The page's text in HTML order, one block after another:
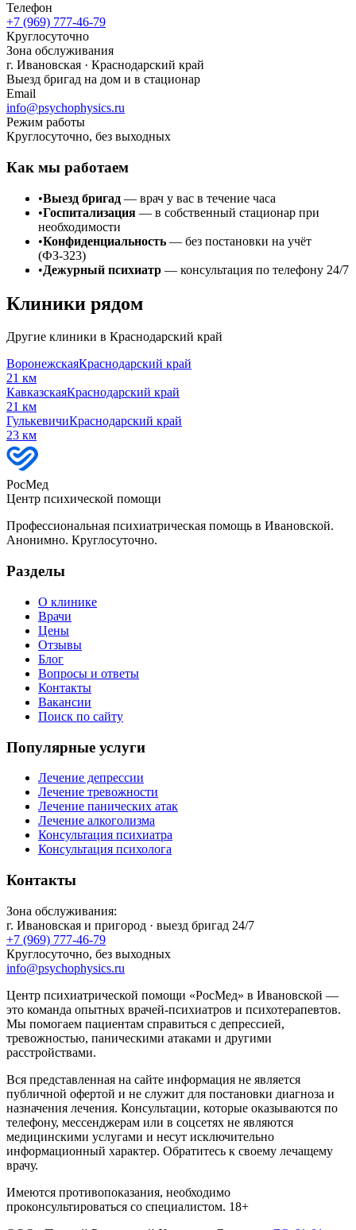
Телефон
+7 (969) 777-46-79
Круглосуточно
Зона обслуживания
г. Ивановская · Краснодарский край
Выезд бригад на дом и в стационар
Email
info@psychophysics.ru
Режим работы
Круглосуточно, без выходных
Как мы работаем
•Выезд бригад — врач у вас в течение часа
•Госпитализация — в собственный стационар при
необходимости
•Конфиденциальность — без постановки на учёт
(ФЗ-323)
•Дежурный психиатр — консультация по телефону 24/7
Клиники рядом
Другие клиники в Краснодарский край
ВоронежскаяКраснодарский край
21 км
КавказскаяКраснодарский край
21 км
ГулькевичиКраснодарский край
23 км
РосМед
Центр психической помощи
Профессиональная психиатрическая помощь в Ивановской.
Анонимно. Круглосуточно.
Разделы
О клинике
Врачи
Цены
Отзывы
Блог
Вопросы и ответы
Контакты
Вакансии
Поиск по сайту
Популярные услуги
Лечение депрессии
Лечение тревожности
Лечение панических атак
Лечение алкоголизма
Консультация психиатра
Консультация психолога
Контакты
Зона обслуживания:
г. Ивановская и пригород · выезд бригад 24/7
+7 (969) 777-46-79
Круглосуточно, без выходных
info@psychophysics.ru
Центр психиатрической помощи «РосМед» в Ивановской —
это команда опытных врачей-психиатров и психотерапевтов.
Мы помогаем пациентам справиться с депрессией,
тревожностью, паническими атаками и другими
расстройствами.
Вся представленная на сайте информация не является
публичной офертой и не служит для постановки диагноза и
назначения лечения. Консультации, которые оказываются по
телефону, мессенджерам или в соцсетях не являются
медицинскими услугами и несут исключительно
информационный характер. Обратитесь к своему лечащему
врачу.
Имеются противопоказания, необходимо
проконсультироваться со специалистом. 18+